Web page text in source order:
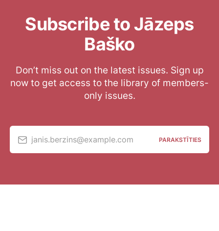
Subscribe to Jāzeps
Baško
Don’t miss out on the latest issues. Sign up
now to get access to the library of members-
only issues.
janis.berzins@example.com PARAKSTĪTIES